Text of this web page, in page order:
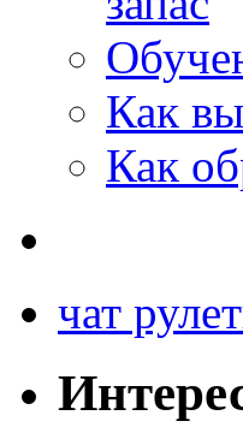
Как
Как
чат